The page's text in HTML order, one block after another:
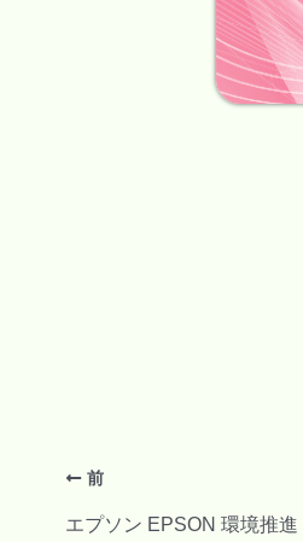
前
エプソン EPSON 環境推